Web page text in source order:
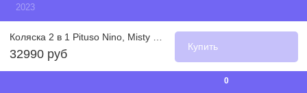
0
32990 руб
Купить
2023